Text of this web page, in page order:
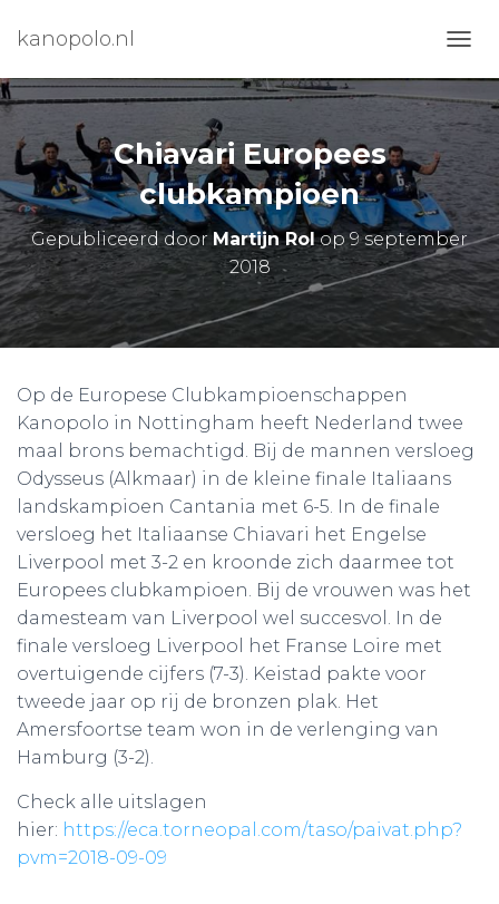
kanopolo.nl
A
V
I
G
A
T
I
W
I
S
S
E
L
Chiavari Europees
clubkampioen
Gepubliceerd doorMartijn Rolop9 september
2018
Op de Europese Clubkampioenschappen
Kanopolo in Nottingham heeft Nederland twee
maal brons bemachtigd. Bij de mannen versloeg
Odysseus (Alkmaar) in de kleine finale Italiaans
landskampioen Cantania met 6-5. In de finale
versloeg het Italiaanse Chiavari het Engelse
Liverpool met 3-2 en kroonde zich daarmee tot
Europees clubkampioen. Bij de vrouwen was het
damesteam van Liverpool wel succesvol. In de
finale versloeg Liverpool het Franse Loire met
overtuigende cijfers (7-3). Keistad pakte voor
tweede jaar op rij de bronzen plak. Het
Amersfoortse team won in de verlenging van
Hamburg (3-2).
Check alle uitslagen
hier: https://eca.torneopal.com/taso/paivat.php?
pvm=2018-09-09